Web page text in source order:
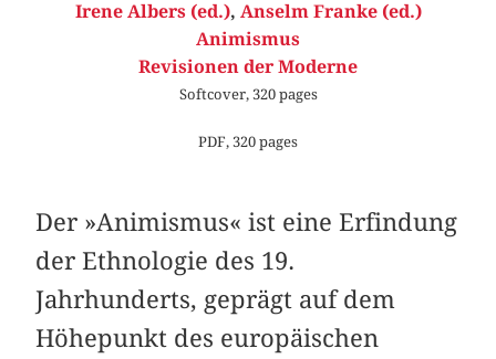
Irene Albers (ed.), Anselm Franke (ed.)
Animismus
Revisionen der Moderne
Softcover, 320 pages
PDF, 320 pages
Der »Animismus« ist eine Erfindung
der Ethnologie des 19.
Jahrhunderts, geprägt auf dem
Höhepunkt des europäischen